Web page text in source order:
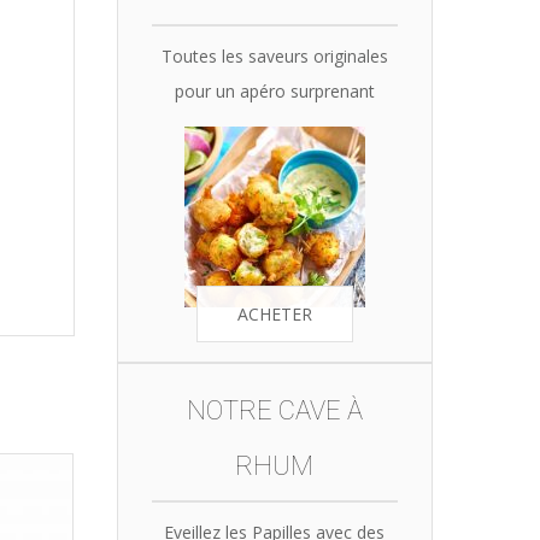
Toutes les saveurs originales
pour un apéro surprenant
ACHETER
NOTRE CAVE À
RHUM
Eveillez les Papilles avec des